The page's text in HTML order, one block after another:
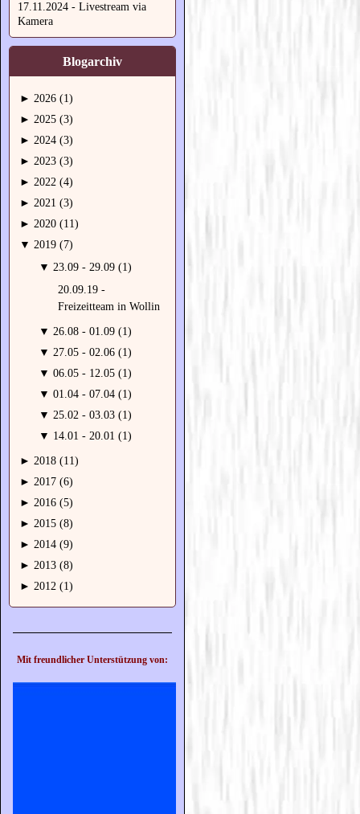
17.11.2024 - Livestream via
Kamera
Blogarchiv
► 2026 (1)
► 2025 (3)
► 2024 (3)
► 2023 (3)
► 2022 (4)
► 2021 (3)
► 2020 (11)
▼ 2019 (7)
▼ 23.09 - 29.09 (1)
20.09.19 -
Freizeitteam in Wollin
▼ 26.08 - 01.09 (1)
▼ 27.05 - 02.06 (1)
▼ 06.05 - 12.05 (1)
▼ 01.04 - 07.04 (1)
▼ 25.02 - 03.03 (1)
▼ 14.01 - 20.01 (1)
► 2018 (11)
► 2017 (6)
► 2016 (5)
► 2015 (8)
► 2014 (9)
► 2013 (8)
► 2012 (1)
Mit freundlicher Unterstützung von: